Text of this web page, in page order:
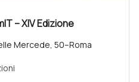
– XIV Edizione
Mercede, 50–Roma